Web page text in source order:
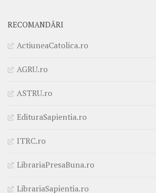
RECOMANDĂRI
ActiuneaCatolica.ro
AGRU.ro
ASTRU.ro
EdituraSapientia.ro
ITRC.ro
LibrariaPresaBuna.ro
LibrariaSapientia.ro